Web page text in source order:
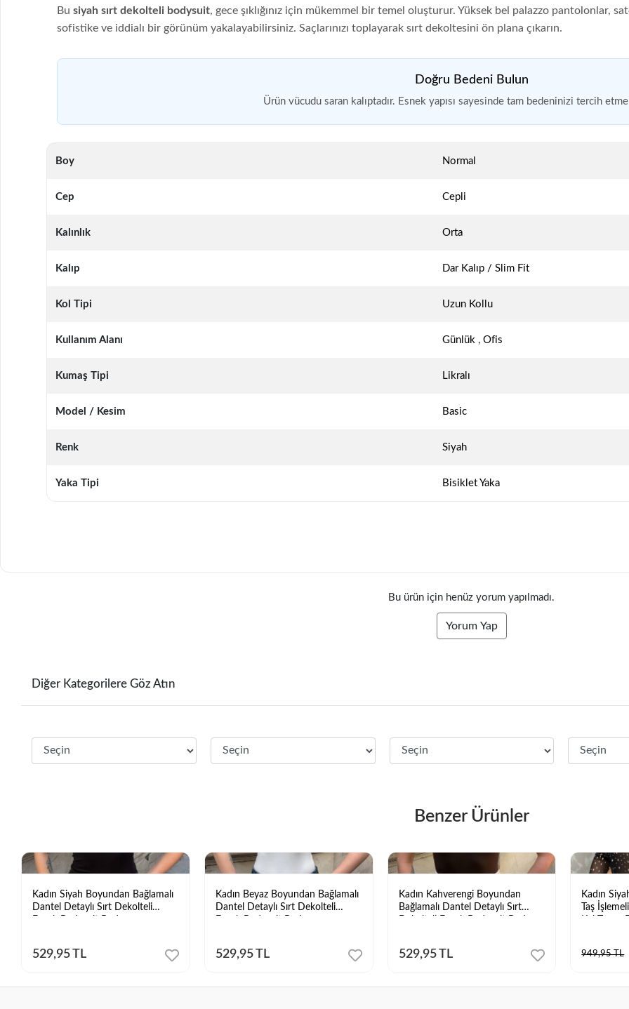
Busiyah sırt dekolteli bodysuit, gece şıklığınız için mükemmel bir temel oluşturur. Yüksek bel palazzo pantolonlar,
sofistike ve iddialı bir görünüm yakalayabilirsiniz. Saçlarınızı toplayarak sırt dekoltesini ön plana çıkarın.
Doğru Bedeni Bulun
Ürün vücudu saran kalıptadır. Esnek yapısı sayesinde tam bedeninizi tercih
Boy Normal
Cep Cepli
Kalınlık Orta
Kalıp Dar Kalıp / Slim Fit
Kol Tipi Uzun Kollu
Kullanım Alanı Günlük ,Ofis
Kumaş Tipi Likralı
Model / Kesim Basic
Renk Siyah
Yaka Tipi Bisiklet Yaka
Bu ürün için henüz yorum yapılmadı.
Yorum Yap
Diğer Kategorilere Göz Atın
Benzer Ürünler
Kadın Siyah Boyundan Bağlamalı
Dantel Detaylı Sırt Dekolteli
529,95 TL
Kadın Beyaz Boyundan Bağlamalı
Dantel Detaylı Sırt Dekolteli
529,95 TL
Kadın Kahverengi Boyundan
Bağlamalı Dantel Detaylı Sırt
529,95 TL
Kadın
Taş
949,95 TL